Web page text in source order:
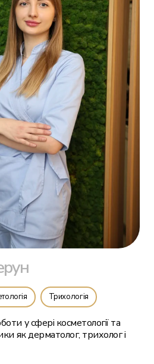
Трихологія
у сфері косметології та
як дерматолог, трихолог і